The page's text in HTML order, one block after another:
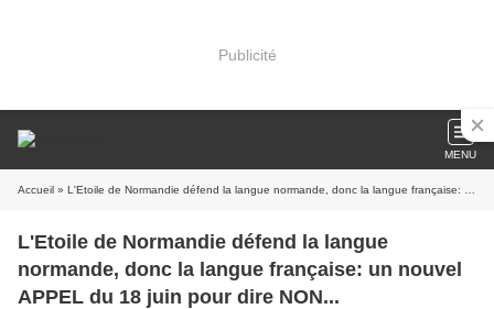
Publicité
MENU
Accueil » L'Etoile de Normandie défend la langue normande, donc la langue française: un nouvel APPEL du 18 juin pour dire NON...
L'Etoile de Normandie défend la langue
normande, donc la langue française: un nouvel
APPEL du 18 juin pour dire NON...